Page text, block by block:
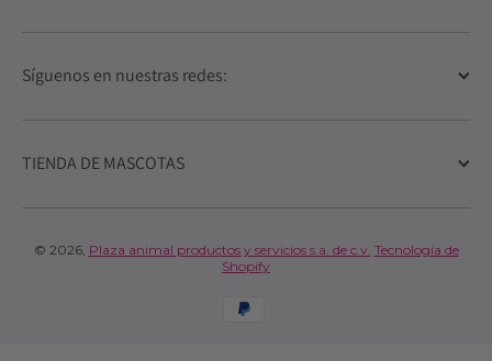
Síguenos en nuestras redes:
TIENDA DE MASCOTAS
© 2026, Plaza animal productos y servicios s.a. de c.v. Tecnología de
Shopify